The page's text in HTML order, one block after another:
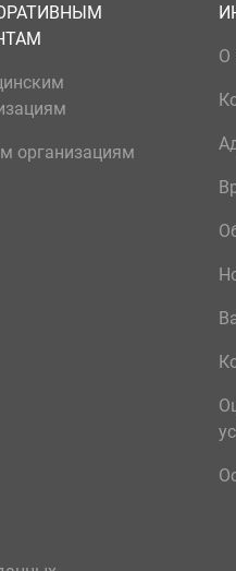
организациям
О